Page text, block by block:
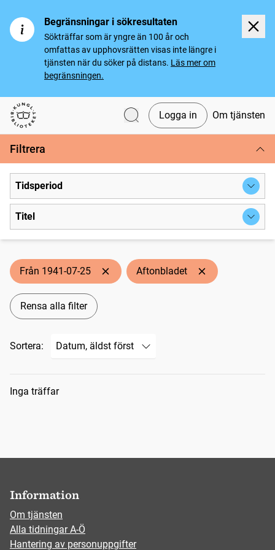
Begränsningar i sökresultaten
Sökträffar som är yngre än 100 år och
omfattas av upphovsrätten visas inte längre i
tjänsten när du söker på distans. Läs mer om
begränsningen.
Svenska tidningar
Logga in Om tjänsten
Filtrera
Tidsperiod
Titel
Från 1941-07-25 Aftonbladet
Rensa alla filter
Sortera:
Sökresultat
Inga träffar
Information
Om tjänsten
Alla tidningar A-Ö
Hantering av personuppgifter